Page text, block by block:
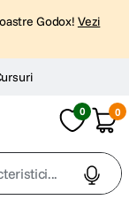
Godox! Vezi
0 0